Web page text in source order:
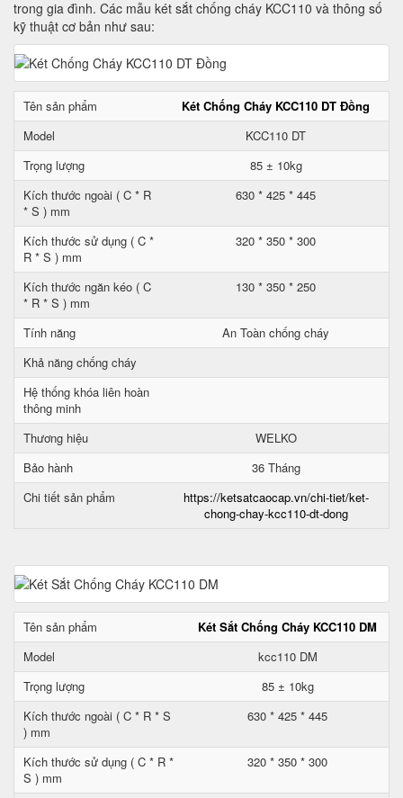
trong gia đình. Các mẫu két sắt chống cháy KCC110 và thông số
kỹ thuật cơ bản như sau:
Tên sản phẩm
Két Chống Cháy KCC110 DT Đồng
Model
KCC110 DT
Trọng lượng
85 ± 10kg
Kích thước ngoài ( C * R
* S ) mm
630 * 425 * 445
Kích thước sử dụng ( C *
R * S ) mm
320 * 350 * 300
Kích thước ngăn kéo ( C
* R * S ) mm
130 * 350 * 250
Tính năng
An Toàn chống cháy
Khả năng chống cháy
Hệ thống khóa liên hoàn
thông minh
Thương hiệu
WELKO
Bảo hành
36 Tháng
Chi tiết sản phẩm
https://ketsatcaocap.vn/chi-tiet/ket-
chong-chay-kcc110-dt-dong
Tên sản phẩm
Két Sắt Chống Cháy KCC110 DM
Model
kcc110 DM
Trọng lượng
85 ± 10kg
Kích thước ngoài ( C * R * S
) mm
630 * 425 * 445
Kích thước sử dụng ( C * R *
S ) mm
320 * 350 * 300